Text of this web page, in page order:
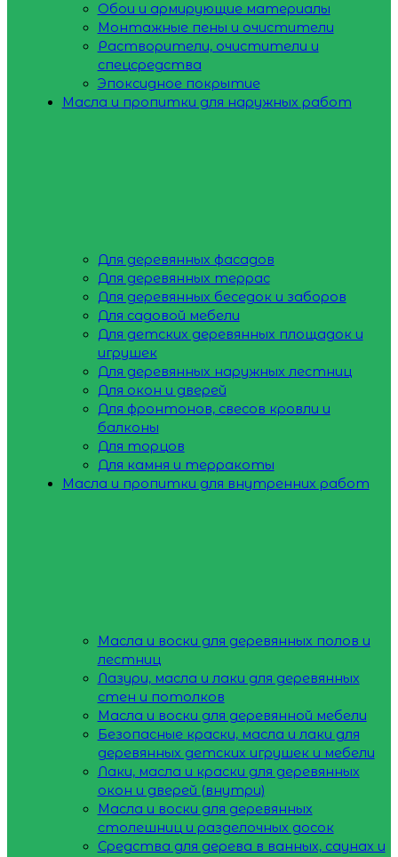
Обои и армирующие материалы
Монтажные пены и очистители
Растворители, очистители и
спецсредства
Эпоксидное покрытие
Масла и пропитки для наружных работ
Для деревянных фасадов
Для деревянных террас
Для деревянных беседок и заборов
Для садовой мебели
Для детских деревянных площадок и
игрушек
Для деревянных наружных лестниц
Для окон и дверей
Для фронтонов, свесов кровли и
балконы
Для торцов
Для камня и терракоты
Масла и пропитки для внутренних работ
Масла и воски для деревянных полов и
лестниц
Лазури, масла и лаки для деревянных
стен и потолков
Масла и воски для деревянной мебели
Безопасные краски, масла и лаки для
деревянных детских игрушек и мебели
Лаки, масла и краски для деревянных
окон и дверей (внутри)
Масла и воски для деревянных
столешниц и разделочных досок
Средства для дерева в ванных, саунах и